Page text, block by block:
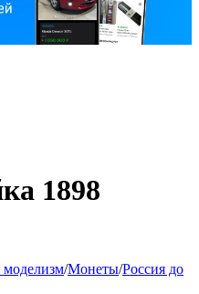
1898
/Монеты/Россия до